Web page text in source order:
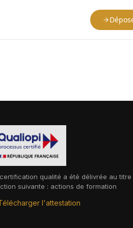
qualité a été délivrée au
suivante : actions de formation
l'attestation